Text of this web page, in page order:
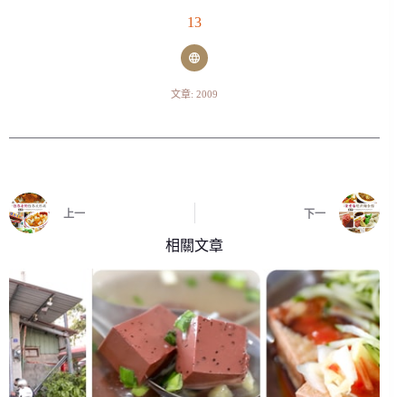
13
文章: 2009
上一 下一
相關文章